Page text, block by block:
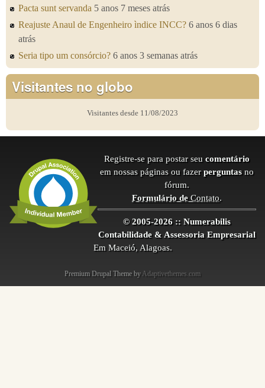
Pacta sunt servanda 5 anos 7 meses atrás
Reajuste Anaul de Engenheiro ìndice INCC? 6 anos 6 dias
atrás
Seria tipo um consórcio? 6 anos 3 semanas atrás
Visitantes no globo
Visitantes desde 11/08/2023
Registre-se para postar seu comentário
em nossas páginas ou fazer perguntas no
fórum.
Formulário deContato.
© 2005-2026 :: Numerabilis
Contabilidade & Assessoria Empresarial
Em Maceió, Alagoas.
Premium Drupal Theme by Adaptivethemes.com